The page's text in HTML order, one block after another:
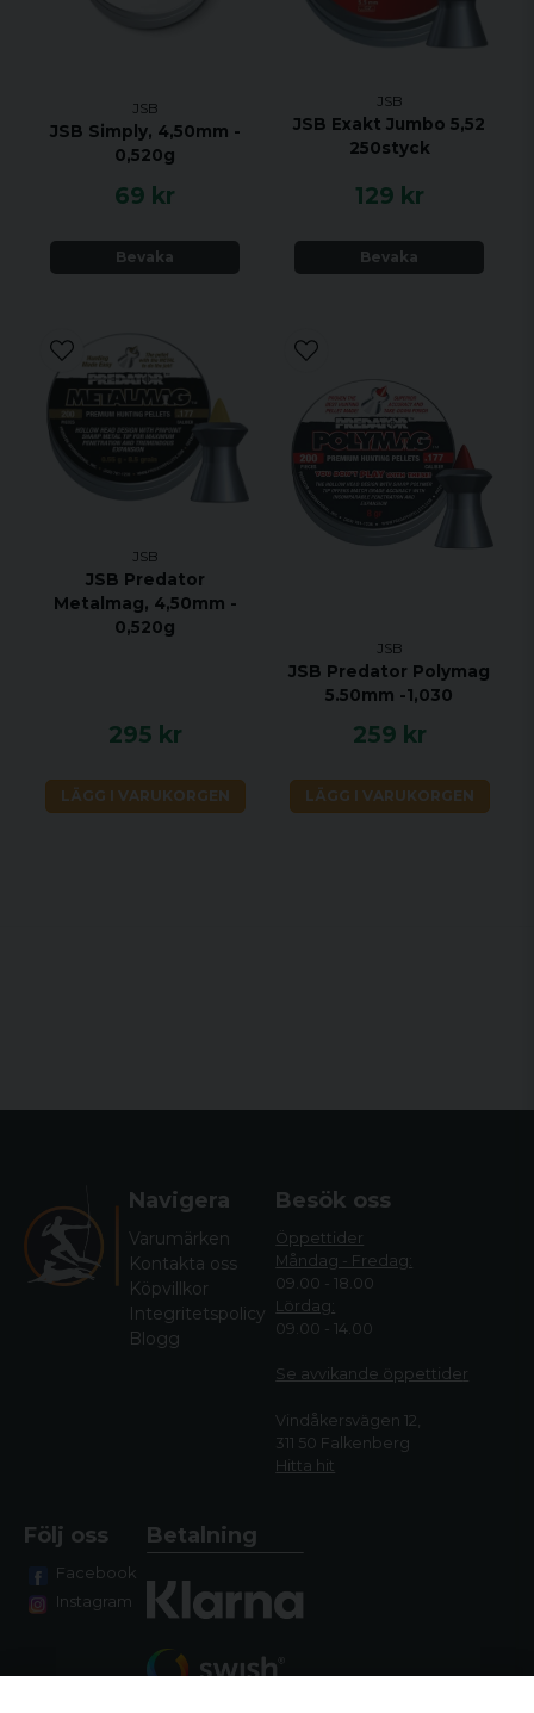
JSB
JSB Simply, 4,50mm -
0,520g
69 kr
Bevaka
JSB
JSB Exakt Jumbo 5,52
250styck
129 kr
Bevaka
JSB
JSB Predator
Metalmag, 4,50mm -
0,520g
295 kr
LÄGG I VARUKORGEN
JSB
JSB Predator Polymag
5.50mm -1,030
259 kr
LÄGG I VARUKORGEN
Navigera
Varumärken
Kontakta oss
Köpvillkor
Integritetspolicy
Blogg
Besök oss
Öppettider
Måndag - Fredag:
09.00 - 18.00
Lördag:
09.00 - 14.00
Se avvikande öppettider
Vindåkersvägen 12,
311 50 Falkenberg
Hitta hit
Följ oss
Facebook
Instagram
Betalning